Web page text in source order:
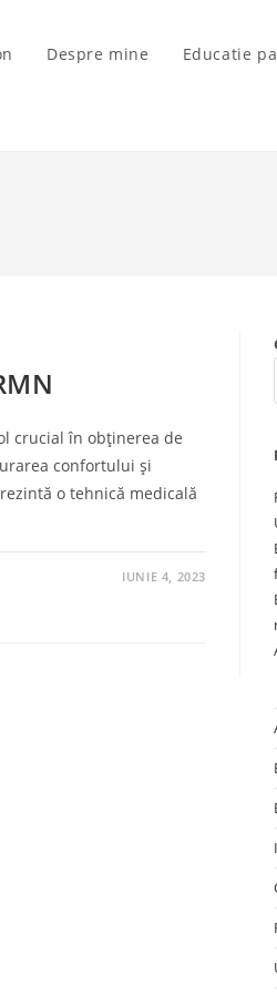
Despre mine Educatie
crucial în obținerea de
confortului și
o tehnică medicală
IUNIE 4, 2023